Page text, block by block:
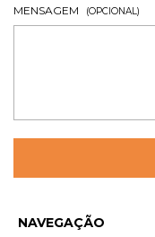
MENSAGEM (OPCIONAL)
NAVEGAÇÃO